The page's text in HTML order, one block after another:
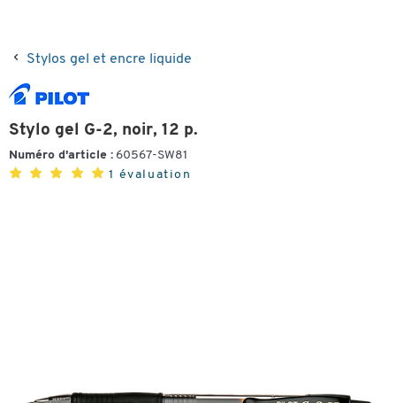
Stylos gel et encre liquide
Stylo gel G-2, noir, 12 p.
Numéro d'article : 60567-SW81
1 évaluation